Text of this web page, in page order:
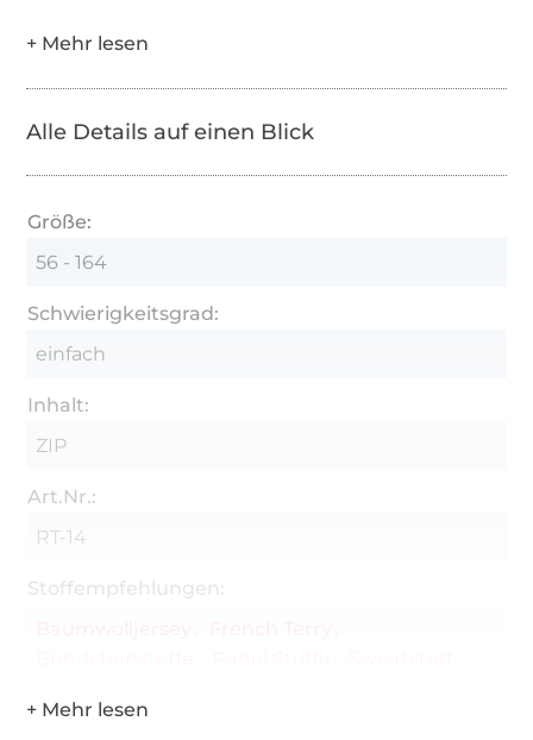
anfängertauglich
Du brauchst:
elastische Stoffe wie Jersey oder Sweat
Bündchenware
ggf. Tüddelkram
Alle Details auf einen Blick
Größe:
56 - 164
Schwierigkeitsgrad:
einfach
Inhalt:
ZIP
Art.Nr.:
RT-14
Stoffempfehlungen: